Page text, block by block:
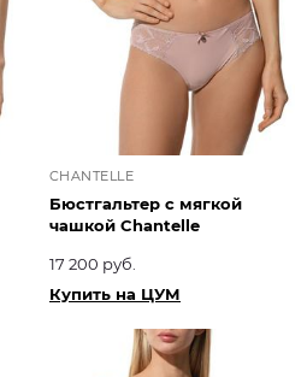
CHANTELLE
Бюстгальтер с мягкой
чашкой Chantelle
17 200 руб.
Купить на ЦУМ